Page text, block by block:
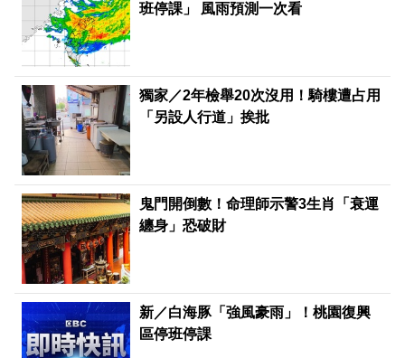
班停課」 風雨預測一次看
獨家／2年檢舉20次沒用！騎樓遭占用
「另設人行道」挨批
鬼門開倒數！命理師示警3生肖「衰運
纏身」恐破財
新／白海豚「強風豪雨」！桃園復興
區停班停課